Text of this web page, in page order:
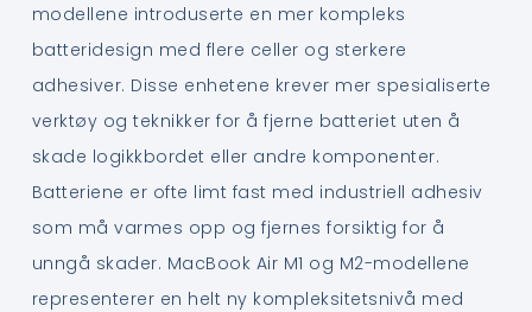
modellene introduserte en mer kompleks
batteridesign med flere celler og sterkere
adhesiver. Disse enhetene krever mer spesialiserte
verktøy og teknikker for å fjerne batteriet uten å
skade logikkbordet eller andre komponenter.
Batteriene er ofte limt fast med industriell adhesiv
som må varmes opp og fjernes forsiktig for å
unngå skader. MacBook Air M1 og M2-modellene
representerer en helt ny kompleksitetsnivå med